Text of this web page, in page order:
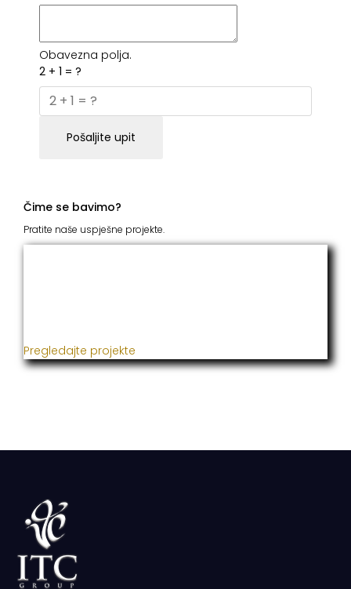
Obavezna polja.
2 + 1 = ?
Pošaljite upit
Čime se bavimo?
Pratite naše uspješne projekte.
Pregledajte projekte